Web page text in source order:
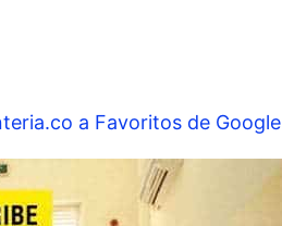
a Favoritos de Google